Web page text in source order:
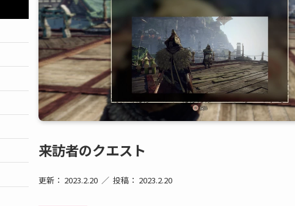
来訪者のクエスト
更新： 2023.2.20 投稿： 2023.2.20